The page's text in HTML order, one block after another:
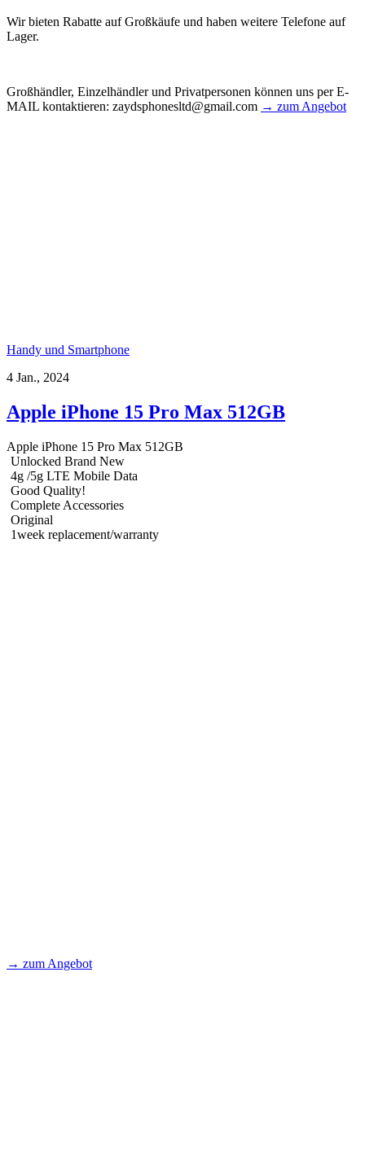
Wir bieten Rabatte auf Großkäufe und haben weitere Telefone auf
Lager.
Großhändler, Einzelhändler und Privatpersonen können uns per E-
MAIL kontaktieren: zaydsphonesltd@gmail.com → zum Angebot
Handy und Smartphone
4 Jan., 2024
Apple iPhone 15 Pro Max 512GB
Apple iPhone 15 Pro Max 512GB
Unlocked Brand New
4g /5g LTE Mobile Data
Good Quality!
Complete Accessories
Original
1week replacement/warranty
→ zum Angebot